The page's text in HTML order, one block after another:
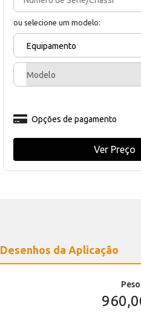
ou selecione um modelo:
Equipamento
Modelo
Opções de pagamento
Ver Preço
Desenhos da Aplicação
Peso